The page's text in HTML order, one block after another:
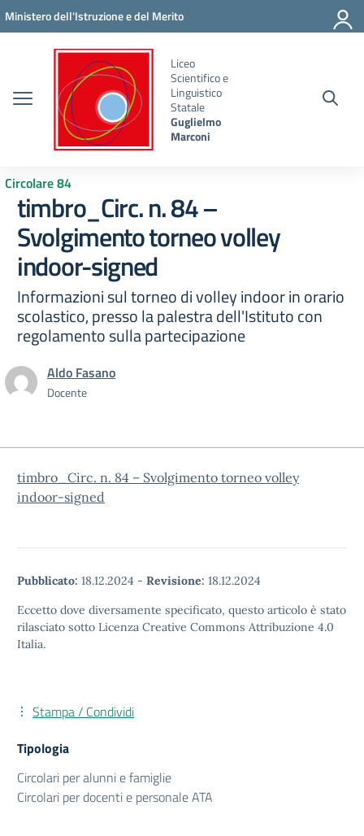
Vai ai contenuti
Vai al menu di navigazione
Vai al footer
Ministero dell'Istruzione e del Merito
Liceo
Scientifico e
Linguistico
Statale
Guglielmo
Marconi
Circolare 84
timbro_Circ. n. 84 –
Svolgimento torneo volley
indoor-signed
Informazioni sul torneo di volley indoor in orario
scolastico, presso la palestra dell'Istituto con
regolamento sulla partecipazione
Aldo Fasano
Docente
timbro_Circ. n. 84 – Svolgimento torneo volley
indoor-signed
Pubblicato: 18.12.2024 - Revisione: 18.12.2024
Eccetto dove diversamente specificato, questo articolo è stato
rilasciato sotto Licenza Creative Commons Attribuzione 4.0
Italia.
Stampa / Condividi
Tipologia
Circolari per alunni e famiglie
Circolari per docenti e personale ATA